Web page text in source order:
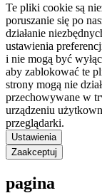
Te pliki cookie są
poruszanie się po
działanie
ustawienia
i nie mogą być
aby zablokować te
strony mogą nie
przechowywane w
urządzeniu
przeglądarki.
Ustawienia
Zaakceptuj
pagina